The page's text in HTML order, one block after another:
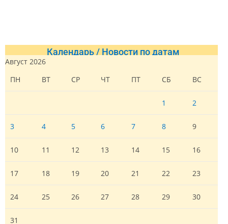
Календарь / Новости по датам
Август 2026
ПН
ВТ СР ЧТ ПТ СБ ВС
1 2
3 4 5 6 7 8 9
10 11 12 13 14 15 16
17 18 19 20 21 22 23
24 25 26 27 28 29 30
31